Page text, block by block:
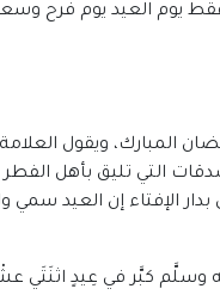
يوم العيد يوم فرح
ويقول العلامة
التي تليق بأهل
الإفتاء إن العيد
كبَّر في عِيدٍ اثنَتَي